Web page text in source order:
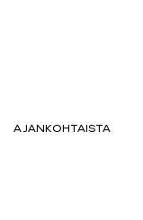
AJANKOHTAISTA